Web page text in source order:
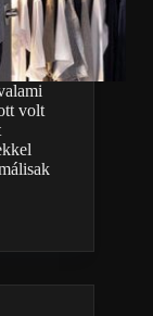
volt